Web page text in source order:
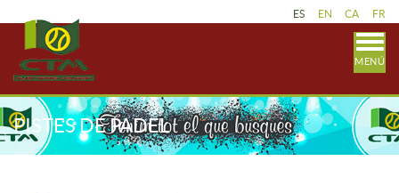
ES EN CA FR
MENÚ
PISTES DE PADEL